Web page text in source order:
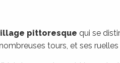
pittoresque qui se
tours, et ses ruelles